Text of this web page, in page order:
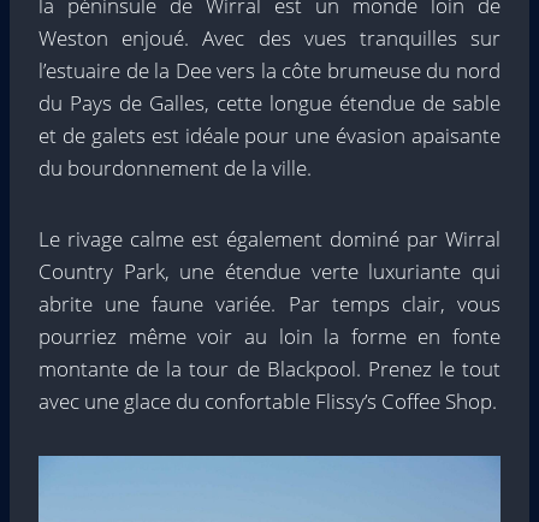
Weston enjoué. Avec des vues tranquilles sur
l’estuaire de la Dee vers la côte brumeuse du nord
du Pays de Galles, cette longue étendue de sable
et de galets est idéale pour une évasion apaisante
du bourdonnement de la ville.
Le rivage calme est également dominé par Wirral
Country Park, une étendue verte luxuriante qui
abrite une faune variée. Par temps clair, vous
pourriez même voir au loin la forme en fonte
montante de la tour de Blackpool. Prenez le tout
avec une glace du confortable Flissy’s Coffee Shop.